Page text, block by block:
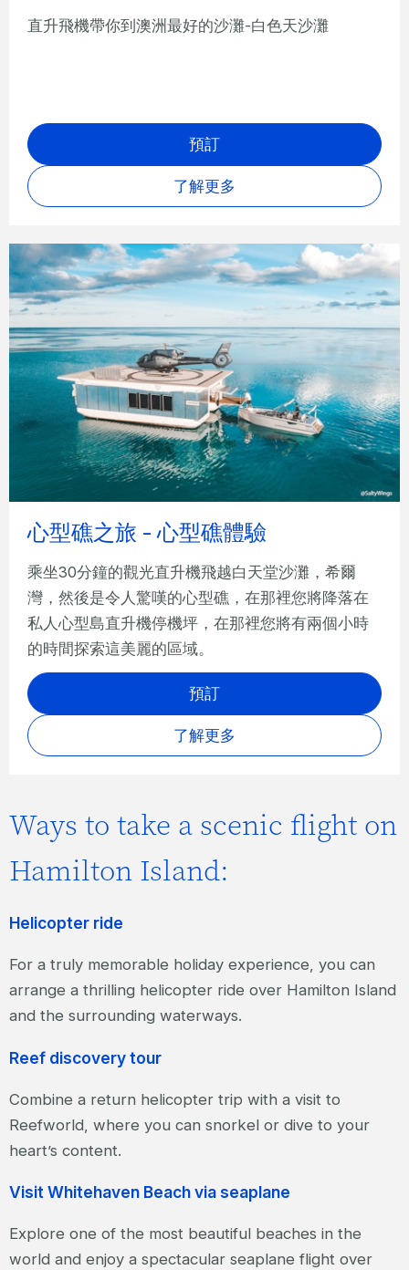
直升飛機帶你到澳洲最好的沙灘-白色天沙灘
預訂
了解更多
心型礁之旅 - 心型礁體驗
乘坐30分鐘的觀光直升機飛越白天堂沙灘，希爾
灣，然後是令人驚嘆的心型礁，在那裡您將降落在
私人心型島直升機停機坪，在那裡您將有兩個小時
的時間探索這美麗的區域。
預訂
了解更多
Ways to take a scenic flight on
Hamilton Island:
Helicopter ride
For a truly memorable holiday experience, you can
arrange a thrilling helicopter ride over Hamilton Island
and the surrounding waterways.
Reef discovery tour
Combine a return helicopter trip with a visit to
Reefworld, where you can snorkel or dive to your
heart’s content.
Visit Whitehaven Beach via seaplane
Explore one of the most beautiful beaches in the
world and enjoy a spectacular seaplane flight over